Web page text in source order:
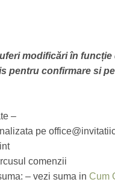
modificări în
pentru confirmare si
–
pe
comenzii
– vezi suma in Cum